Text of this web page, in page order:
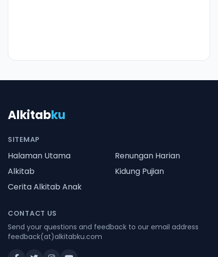
Alkitabku
SITEMAP
Halaman Utama
Renungan Harian
Alkitab
Kidung Pujian
Cerita Alkitab Anak
CONTACT US
Send your questions and feedback to our email address
feedback(at)alkitabku.com